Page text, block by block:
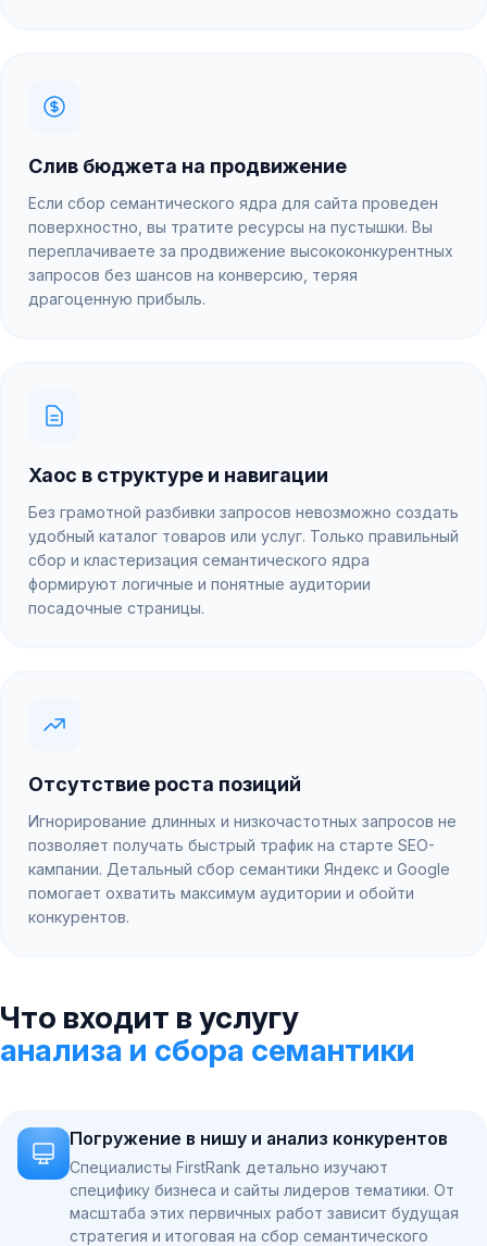
Слив бюджета на продвижение
Если сбор семантического ядра для сайта проведен
поверхностно, вы тратите ресурсы на пустышки. Вы
переплачиваете за продвижение высококонкурентных
запросов без шансов на конверсию, теряя
драгоценную прибыль.
Хаос в структуре и навигации
Без грамотной разбивки запросов невозможно создать
удобный каталог товаров или услуг. Только правильный
сбор и кластеризация семантического ядра
формируют логичные и понятные аудитории
посадочные страницы.
Отсутствие роста позиций
Игнорирование длинных и низкочастотных запросов не
позволяет получать быстрый трафик на старте SEO-
кампании. Детальный сбор семантики Яндекс и Google
помогает охватить максимум аудитории и обойти
конкурентов.
Что входит в услугу
анализа и сбора семантики
Погружение в нишу и анализ конкурентов
Специалисты FirstRank детально изучают
специфику бизнеса и сайты лидеров тематики. От
масштаба этих первичных работ зависит будущая
стратегия и итоговая на сбор семантического